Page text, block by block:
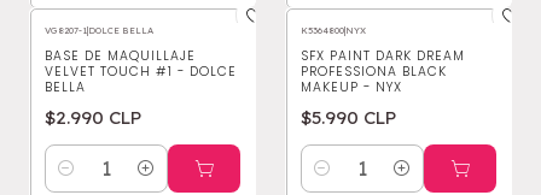
VG8207-1|DOLCE BELLA
BASE DE MAQUILLAJE
VELVET TOUCH #1 - DOLCE
BELLA
$2.990 CLP
Cantidad
K5364800|NYX
SFX PAINT DARK DREAM
PROFESSIONA BLACK
MAKEUP - NYX
$5.990 CLP
Cantidad